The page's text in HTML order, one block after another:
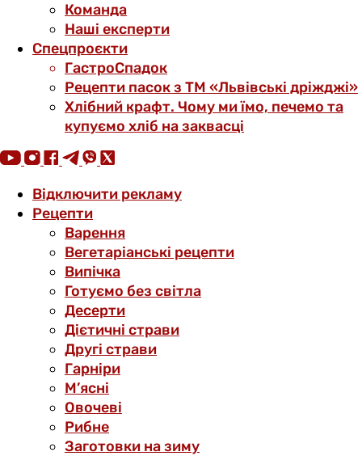
Команда
Наші експерти
Спецпроєкти
ГастроСпадок
Рецепти пасок з ТМ «Львівські дріжджі»
Хлібний крафт. Чому ми їмо, печемо та
купуємо хліб на заквасці
Відключити рекламу
Рецепти
Варення
Вегетаріанські рецепти
Випічка
Готуємо без світла
Десерти
Дієтичні страви
Другі страви
Гарніри
М’ясні
Овочеві
Рибне
Заготовки на зиму